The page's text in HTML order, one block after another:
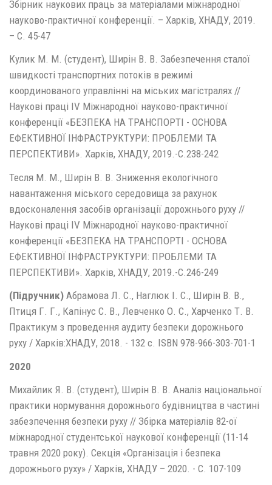
Збірник наукових праць за матеріалами міжнародної
науково-практичної конференції. – Харків, ХНАДУ, 2019.
– С. 45-47
Кулик М. М. (студент), Ширін В. В. Забезпечення сталої
швидкості транспортних потоків в режимі
координованого управлінні на міських магістралях //
Наукові праці IV Міжнародної науково-практичної
конференції «БЕЗПЕКА НА ТРАНСПОРТІ - ОСНОВА
ЕФЕКТИВНОЇ ІНФРАСТРУКТУРИ: ПРОБЛЕМИ ТА
ПЕРСПЕКТИВИ». Харків, ХНАДУ, 2019.-С.238-242
Тесля М. М., Ширін В. В. Зниження екологічного
навантаження міського середовища за рахунок
вдосконалення засобів організації дорожнього руху //
Наукові праці IV Міжнародної науково-практичної
конференції «БЕЗПЕКА НА ТРАНСПОРТІ - ОСНОВА
ЕФЕКТИВНОЇ ІНФРАСТРУКТУРИ: ПРОБЛЕМИ ТА
ПЕРСПЕКТИВИ». Харків, ХНАДУ, 2019.-С.246-249
(Підручник) Абрамова Л. С., Наглюк І. С., Ширін В. В.,
Птиця Г. Г., Капінус С. В., Левченко О. С., Харченко Т. В.
Практикум з проведення аудиту безпеки дорожнього
руху / Харків:ХНАДУ, 2018. - 132 с. ISBN 978-966-303-701-1
2020
Михайлик Я. В. (студент), Ширін В. В. Аналіз національної
практики нормування дорожнього будівництва в частині
забезпечення безпеки руху // Збірка матеріалів 82-ої
міжнародної студентської наукової конференції (11-14
травня 2020 року). Секція «Організація і безпека
дорожнього руху» / Харків, ХНАДУ – 2020. - С. 107-109